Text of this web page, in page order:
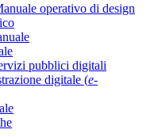
operativo di design
pubblici digitali
digitale (e-